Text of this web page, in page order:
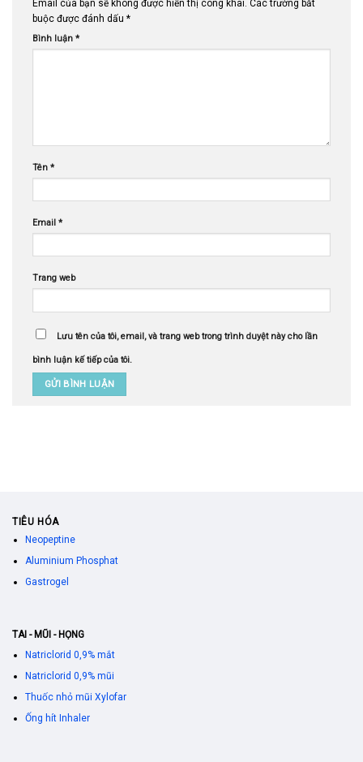
Email của bạn sẽ không được hiển thị công khai. Các trường bắt
buộc được đánh dấu *
Bình luận *
Tên *
Email *
Trang web
Lưu tên của tôi, email, và trang web trong trình duyệt này cho lần
bình luận kế tiếp của tôi.
TIÊU HÓA
Neopeptine
Aluminium Phosphat
Gastrogel
TAI - MŨI - HỌNG
Natriclorid 0,9% mắt
Natriclorid 0,9% mũi
Thuốc nhỏ mũi Xylofar
Ống hít Inhaler